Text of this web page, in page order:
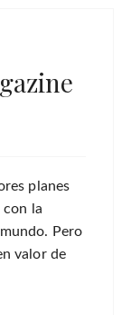
planes
con la
Pero
valor de